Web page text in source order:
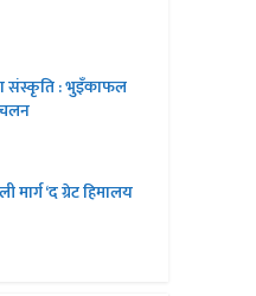
संस्कृति : भुइँकाफल
चलन
मार्ग ‘द ग्रेट हिमालय